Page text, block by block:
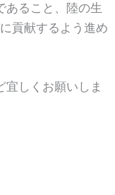
あること、陸の生
貢献するよう進め
宜しくお願いしま